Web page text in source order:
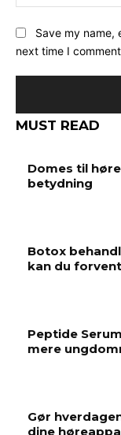
Save my name,
next time I
MUST READ
Domes til
betydning
Botox
kan du
Peptide
mere
Gør
dine